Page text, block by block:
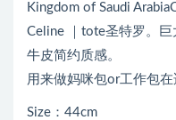
Kingdom of Saudi
Celine ｜tote圣特罗。
牛皮简约质感。
用来做妈咪包or工作包在
Size：44cm